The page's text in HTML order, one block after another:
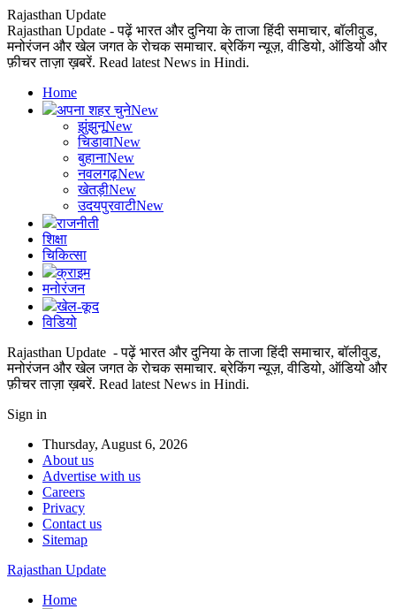
Rajasthan Update
Rajasthan Update - पढ़ें भारत और दुनिया के ताजा हिंदी समाचार, बॉलीवुड,
मनोरंजन और खेल जगत के रोचक समाचार. ब्रेकिंग न्यूज़, वीडियो, ऑडियो और
फ़ीचर ताज़ा ख़बरें. Read latest News in Hindi.
Home
अपना शहर चुनेNew
झुंझुनूNew
चिडावाNew
बुहानाNew
नवलगढ़New
खेतड़ीNew
उदयपुरवाटीNew
राजनीती
शिक्षा
चिकित्सा
क्राइम
मनोरंजन
खेल-कूद
विडियो
Rajasthan Update - पढ़ें भारत और दुनिया के ताजा हिंदी समाचार, बॉलीवुड,
मनोरंजन और खेल जगत के रोचक समाचार. ब्रेकिंग न्यूज़, वीडियो, ऑडियो और
फ़ीचर ताज़ा ख़बरें. Read latest News in Hindi.
Sign in
Thursday, August 6, 2026
About us
Advertise with us
Careers
Privacy
Contact us
Sitemap
Rajasthan Update
Home